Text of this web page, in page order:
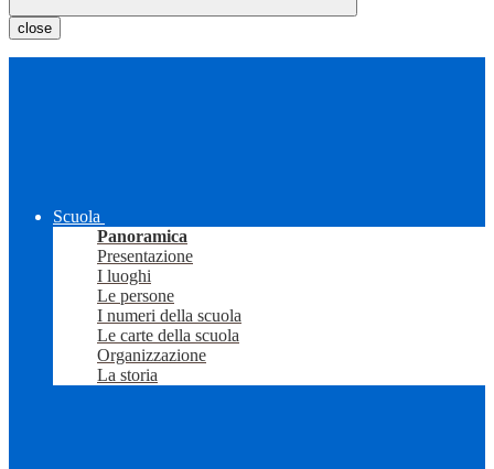
close
Scuola
Panoramica
Presentazione
I luoghi
Le persone
I numeri della scuola
Le carte della scuola
Organizzazione
La storia